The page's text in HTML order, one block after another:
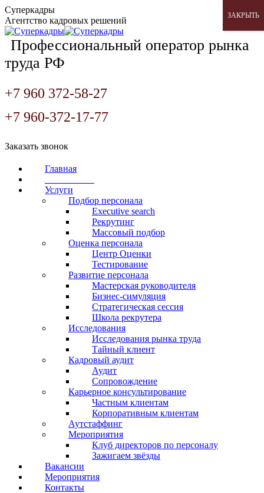
Перейти
к
содержанию
Суперкадры
Агентство кадровых решений
Профессиональный оператор рынка
труда РФ
+7 960 372-58-27
+7 960-372-17-77
Страница
открывается
Страница
открывается
Страница
открывается
Заказать звонок
Главная
Услуги
Подбор персонала
Executive search
Рекрутинг
Массовый подбор
Оценка персонала
Центр Оценки
Тестирование
Развитие персонала
Мастерская руководителя
Бизнес-симуляция
Стратегическая сессия
Школа рекрутера
Исследования
Исследования рынка труда
Тайный клиент
Кадровый аудит
Аудит
Сопровождение
Карьерное консультирование
Частным клиентам
Корпоративным клиентам
Аутстаффинг
Мероприятия
Клуб директоров по персоналу
Зажигаем звёзды
Вакансии
Мероприятия
Контакты
ЗАКРЫТЬ